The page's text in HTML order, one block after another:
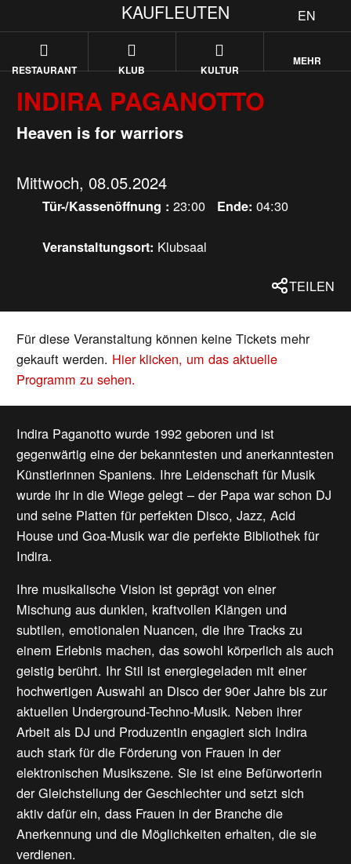
EN
KAUFLEUTEN
RESTAURANT KLUB KULTUR
MEHR
INDIRA PAGANOTTO
Heaven is for warriors
Mittwoch, 08.05.2024
Tür-/Kassenöffnung : 23:00 Ende: 04:30
Veranstaltungsort: Klubsaal
TEILEN
Für diese Veranstaltung können keine Tickets mehr
gekauft werden. Hier klicken, um das aktuelle
Programm zu sehen.
Indira Paganotto wurde 1992 geboren und ist
gegenwärtig eine der bekanntesten und anerkanntesten
Künstlerinnen Spaniens. Ihre Leidenschaft für Musik
wurde ihr in die Wiege gelegt – der Papa war schon DJ
und seine Platten für perfekten Disco, Jazz, Acid
House und Goa-Musik war die perfekte Bibliothek für
Indira.
Ihre musikalische Vision ist geprägt von einer
Mischung aus dunklen, kraftvollen Klängen und
subtilen, emotionalen Nuancen, die ihre Tracks zu
einem Erlebnis machen, das sowohl körperlich als auch
geistig berührt. Ihr Stil ist energiegeladen mit einer
hochwertigen Auswahl an Disco der 90er Jahre bis zur
aktuellen Underground-Techno-Musik. Neben ihrer
Arbeit als DJ und Produzentin engagiert sich Indira
auch stark für die Förderung von Frauen in der
elektronischen Musikszene. Sie ist eine Befürworterin
der Gleichstellung der Geschlechter und setzt sich
aktiv dafür ein, dass Frauen in der Branche die
Anerkennung und die Möglichkeiten erhalten, die sie
verdienen.